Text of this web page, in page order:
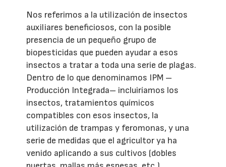
Nos referimos a la utilización de insectos
auxiliares beneficiosos, con la posible
presencia de un pequeño grupo de
biopesticidas que pueden ayudar a esos
insectos a tratar a toda una serie de plagas.
Dentro de lo que denominamos IPM –
Producción Integrada– incluiríamos los
insectos, tratamientos químicos
compatibles con esos insectos, la
utilización de trampas y feromonas, y una
serie de medidas que el agricultor ya ha
venido aplicando a sus cultivos (dobles